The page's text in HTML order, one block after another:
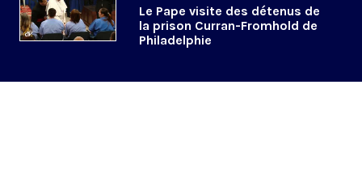
Le Pape visite des détenus de
la prison Curran-Fromhold de
Philadelphie